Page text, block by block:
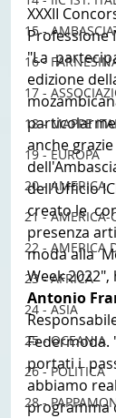
15 -
16 -
17 -
18 - MAPPE
19 - EUROPA
20 - AMERICA
21 - AMERICA-
22 - AMERICA
23 - AFRICA
24 - ASIA
25 - OCEANIA
26 - POLITICA
28 -
XXXII
Professione
"La
edizione
anche
dell’Ufficio
creato le
presenza
moda alla
Week
Antonio
Federmoda.
portati i
abbiamo
programma